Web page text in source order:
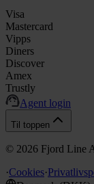
Visa
Mastercard
Vipps
Diners
Discover
Amex
Trustly
Agent login
Til toppen
© 2026 Fjord Line
·Cookies·